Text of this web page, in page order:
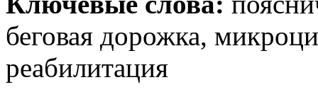
беговая дорожка,
реабилитация